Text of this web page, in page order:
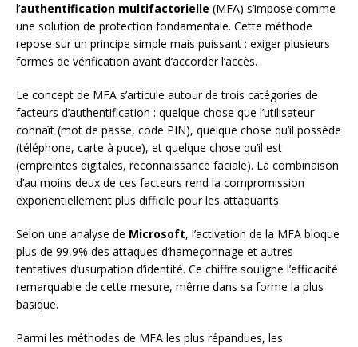
l’authentification multifactorielle (MFA) s’impose comme
une solution de protection fondamentale. Cette méthode
repose sur un principe simple mais puissant : exiger plusieurs
formes de vérification avant d’accorder l’accès.
Le concept de MFA s’articule autour de trois catégories de
facteurs d’authentification : quelque chose que l’utilisateur
connaît (mot de passe, code PIN), quelque chose qu’il possède
(téléphone, carte à puce), et quelque chose qu’il est
(empreintes digitales, reconnaissance faciale). La combinaison
d’au moins deux de ces facteurs rend la compromission
exponentiellement plus difficile pour les attaquants.
Selon une analyse de Microsoft, l’activation de la MFA bloque
plus de 99,9% des attaques d’hameçonnage et autres
tentatives d’usurpation d’identité. Ce chiffre souligne l’efficacité
remarquable de cette mesure, même dans sa forme la plus
basique.
Parmi les méthodes de MFA les plus répandues, les